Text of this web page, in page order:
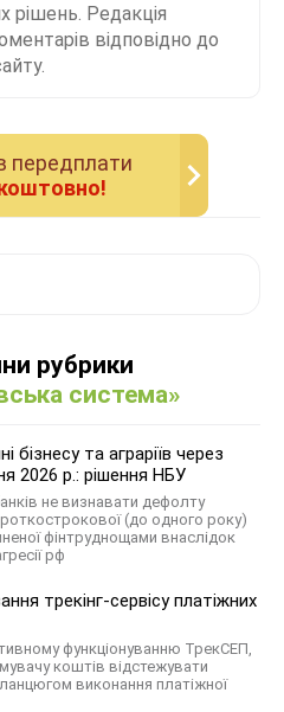
рішень. Редакція
відповідно до
передплати
рубрики
система»
бізнесу та аграріїв через
2026 р.: рішення НБУ
не визнавати дефолту
(до одного року)
фінтруднощами внаслідок
рф
трекінг-сервісу платіжних
функціонуванню ТрекСЕП,
коштів відстежувати
виконання платіжної